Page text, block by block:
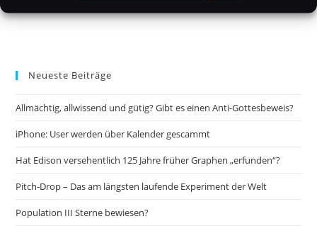
Neueste Beiträge
Allmächtig, allwissend und gütig? Gibt es einen Anti-Gottesbeweis?
iPhone: User werden über Kalender gescammt
Hat Edison versehentlich 125 Jahre früher Graphen „erfunden“?
Pitch-Drop – Das am längsten laufende Experiment der Welt
Population III Sterne bewiesen?